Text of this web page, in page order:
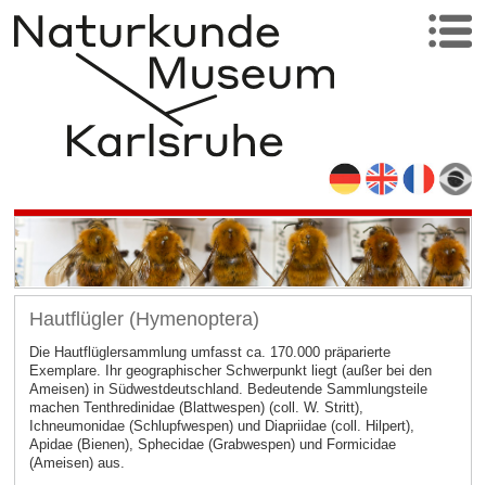
Hautflügler (Hymenoptera)
Die Hautflüglersammlung umfasst ca. 170.000 präparierte
Exemplare. Ihr geographischer Schwerpunkt liegt (außer bei den
Ameisen) in Südwestdeutschland. Bedeutende Sammlungsteile
machen Tenthredinidae (Blattwespen) (coll. W. Stritt),
Ichneumonidae (Schlupfwespen) und Diapriidae (coll. Hilpert),
Apidae (Bienen), Sphecidae (Grabwespen) und Formicidae
(Ameisen) aus.